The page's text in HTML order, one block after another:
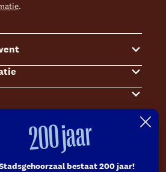
.
voorwaarden
Leiden
Leiden
Café Caat
Catharinahof, 2311 CS Leiden
200 jaar
bestaat 200 jaar!